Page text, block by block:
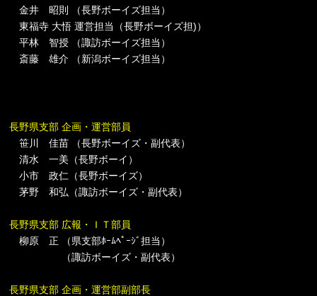
金井 昭則 （長野ボーイズ担当）
東福寺 大悟 運営担当（長野ボーイズ担)）
平林 智授 （諏訪ボーイズ担当）
斎藤 雄介 （新潟ボーイズ担当）
長野県支部 企画・運営部員
笹川 佳苗 （長野ボーイズ・副代表）
清水 一美（長野ボーイ）
小市 政仁（長野ボーイズ）
茅野 和弘（諏訪ボーイズ・副代表）
長野県支部 広報・ＩＴ部員
柳原 正 （県支部ﾎｰﾑﾍﾟｰｼﾞ担当）
（諏訪ボーイズ・副代表）
長野県支部 企画・運営部副部長